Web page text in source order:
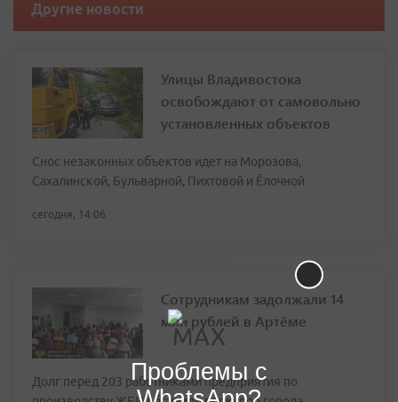
Другие новости
Улицы Владивостока
освобождают от самовольно
установленных объектов
Снос незаконных объектов идет на Морозова,
Сахалинской, Бульварной, Пихтовой и Ёлочной
сегодня, 14:06
Сотрудникам задолжали 14
млн рублей в Артёме
Долг перед 203 работниками предприятия по
Проблемы с